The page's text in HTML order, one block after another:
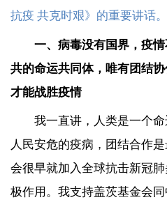
抗疫 共克时艰》的重要讲话
一、病毒没有国界，疫
共的命运共同体，唯有团结
才能战胜疫情
我一直讲，人类是一个
人民安危的疫病，团结合作
会很早就加入全球抗击新冠
极作用。我支持盖茨基金会